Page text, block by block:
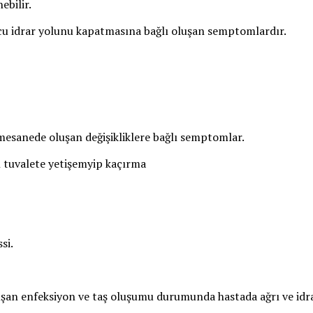
yolunu kapatmasına bağlı oluşan semptomlardır.
oluşan değişikliklere bağlı semptomlar.
yetişemyip kaçırma
enfeksiyon ve taş oluşumu durumunda hastada ağrı ve